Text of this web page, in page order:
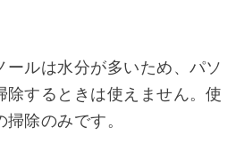
ールは水分が多いため、パソ
除するときは使えません。使
除のみです。